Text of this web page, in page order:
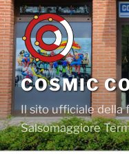
Salta
al
contenuto
COSMIC
Il sito ufficiale della
Salsomaggiore